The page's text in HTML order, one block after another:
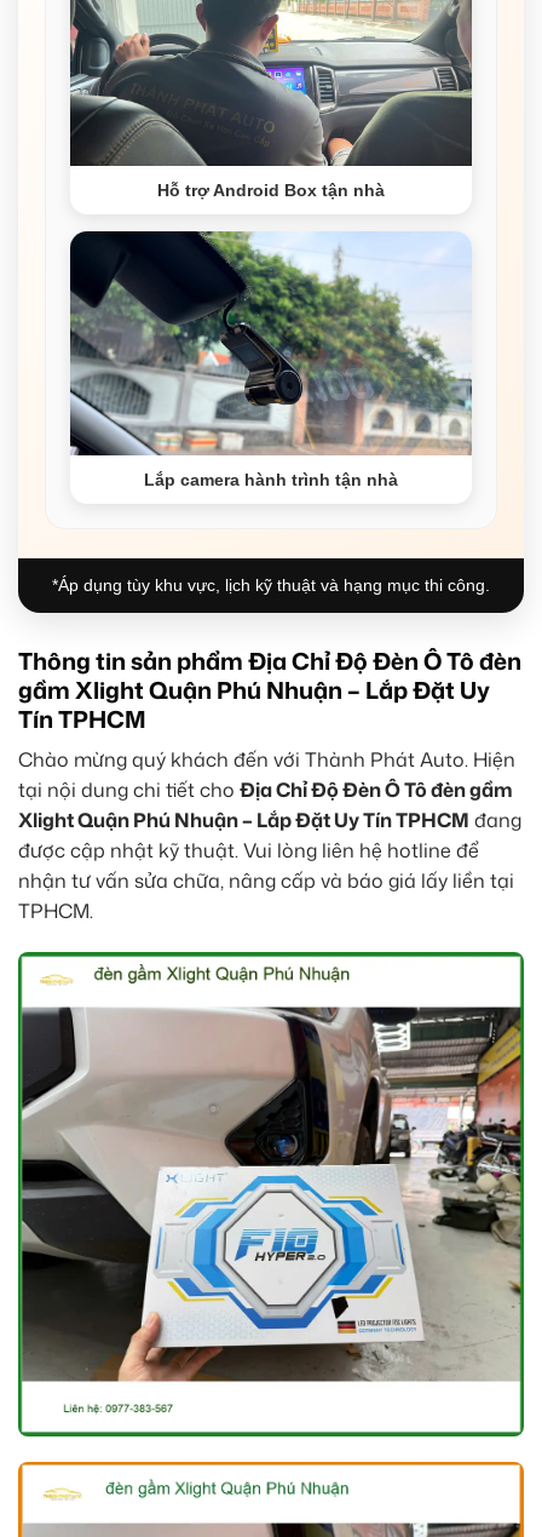
Hỗ trợ Android Box tận nhà
Lắp camera hành trình tận nhà
*Áp dụng tùy khu vực, lịch kỹ thuật và hạng mục thi công.
Thông tin sản phẩm Địa Chỉ Độ Đèn Ô Tô đèn
gầm Xlight Quận Phú Nhuận – Lắp Đặt Uy
Tín TPHCM
Chào mừng quý khách đến với Thành Phát Auto. Hiện
tại nội dung chi tiết cho Địa Chỉ Độ Đèn Ô Tô đèn gầm
Xlight Quận Phú Nhuận – Lắp Đặt Uy Tín TPHCM đang
được cập nhật kỹ thuật. Vui lòng liên hệ hotline để
nhận tư vấn sửa chữa, nâng cấp và báo giá lấy liền tại
TPHCM.